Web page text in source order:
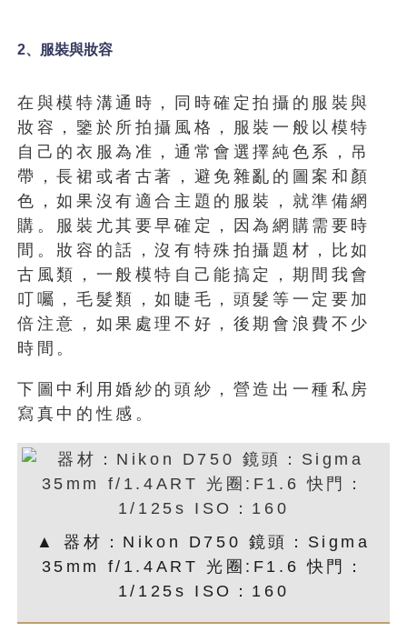
2、服裝與妝容
在與模特溝通時，同時確定拍攝的服裝與
妝容，鑒於所拍攝風格，服裝一般以模特
自己的衣服為准，通常會選擇純色系，吊
帶，長裙或者古著，避免雜亂的圖案和顏
色，如果沒有適合主題的服裝，就準備網
購。服裝尤其要早確定，因為網購需要時
間。妝容的話，沒有特殊拍攝題材，比如
古風類，一般模特自己能搞定，期間我會
叮囑，毛髮類，如睫毛，頭髮等一定要加
倍注意，如果處理不好，後期會浪費不少
時間。
下圖中利用婚紗的頭紗，營造出一種私房
寫真中的性感。
▲ 器材：Nikon D750 鏡頭：Sigma
35mm f/1.4ART 光圈:F1.6 快門：
1/125s ISO：160